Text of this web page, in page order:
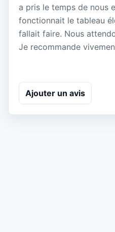
a pris le temps de nous
fonctionnait le tableau
fallait faire. Nous
Je recommande
Ajouter un avis